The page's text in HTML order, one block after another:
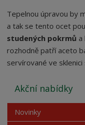
Tepelnou úpravou by
a tak se tento ocet
studených pokrmů a
rozhodně patří aceto
servírované ve
Akční nabídky
Novinky